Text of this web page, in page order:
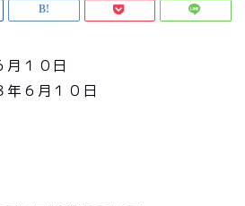
月１０日
年６月１０日